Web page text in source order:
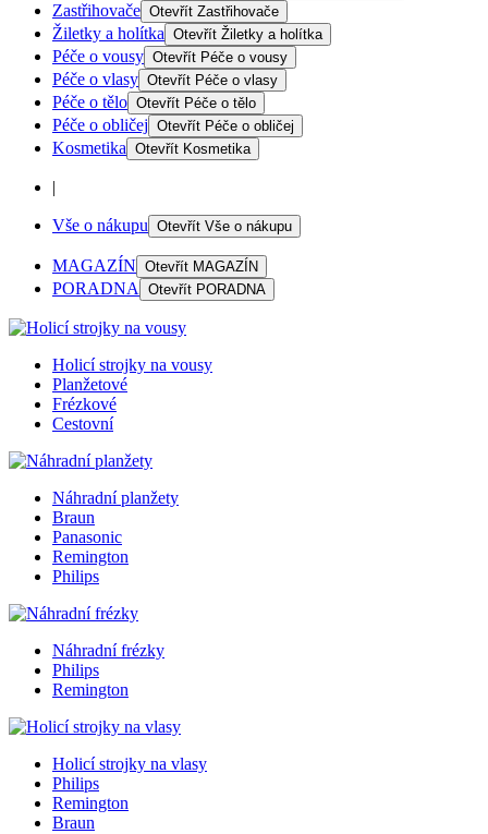
Zastřihovače Otevřít Zastřihovače
Žiletky a holítka Otevřít Žiletky a holítka
Péče o vousy Otevřít Péče o vousy
Péče o vlasy Otevřít Péče o vlasy
Péče o tělo Otevřít Péče o tělo
Péče o obličej Otevřít Péče o obličej
Kosmetika Otevřít Kosmetika
|
Vše o nákupu Otevřít Vše o nákupu
MAGAZÍN Otevřít MAGAZÍN
PORADNA Otevřít PORADNA
Holicí strojky na vousy
Planžetové
Frézkové
Cestovní
Náhradní planžety
Braun
Panasonic
Remington
Philips
Náhradní frézky
Philips
Remington
Holicí strojky na vlasy
Philips
Remington
Braun